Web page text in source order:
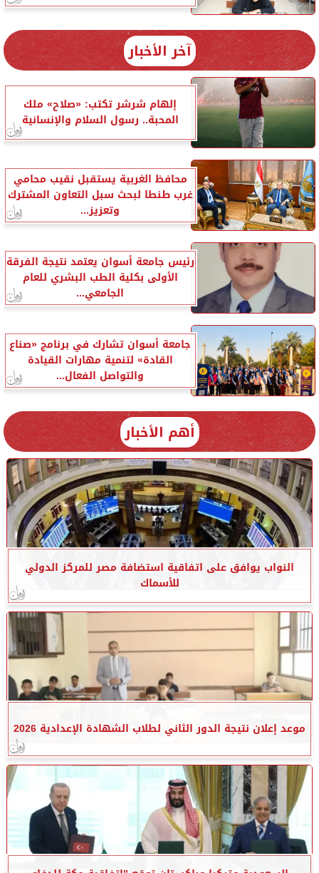
آخر الأخبار
إلهام شرشر تكتب: «صلاح» ملك
المحبة.. رسول السلام والإنسانية
محافظ الغربية يستقبل نقيب محامي
غرب طنطا لبحث سبل التعاون المشترك
وتعزيز...
رئيس جامعة أسوان يعتمد نتيجة الفرقة
الأولى بكلية الطب البشري للعام
الجامعي...
جامعة أسوان تشارك في برنامج «صناع
القادة» لتنمية مهارات القيادة
والتواصل الفعال...
أهم الأخبار
النواب يوافق على اتفاقية استضافة مصر للمركز الدولي
للأسماك
موعد إعلان نتيجة الدور الثاني لطلاب الشهادة الإعدادية 2026